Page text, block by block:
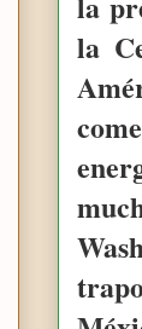
la